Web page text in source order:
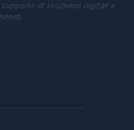
di strumenti digitali e